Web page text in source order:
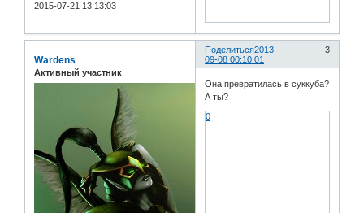
2015-07-21 13:13:03
Поделиться 3
2013-
09-08 00:10:01
Wardens
Активный участник
Она превратилась в суккуба?
А ты?
0